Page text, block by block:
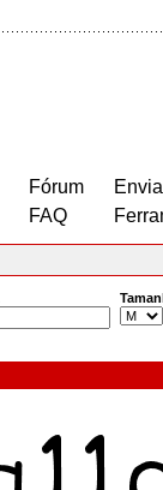
Fórum
FAQ